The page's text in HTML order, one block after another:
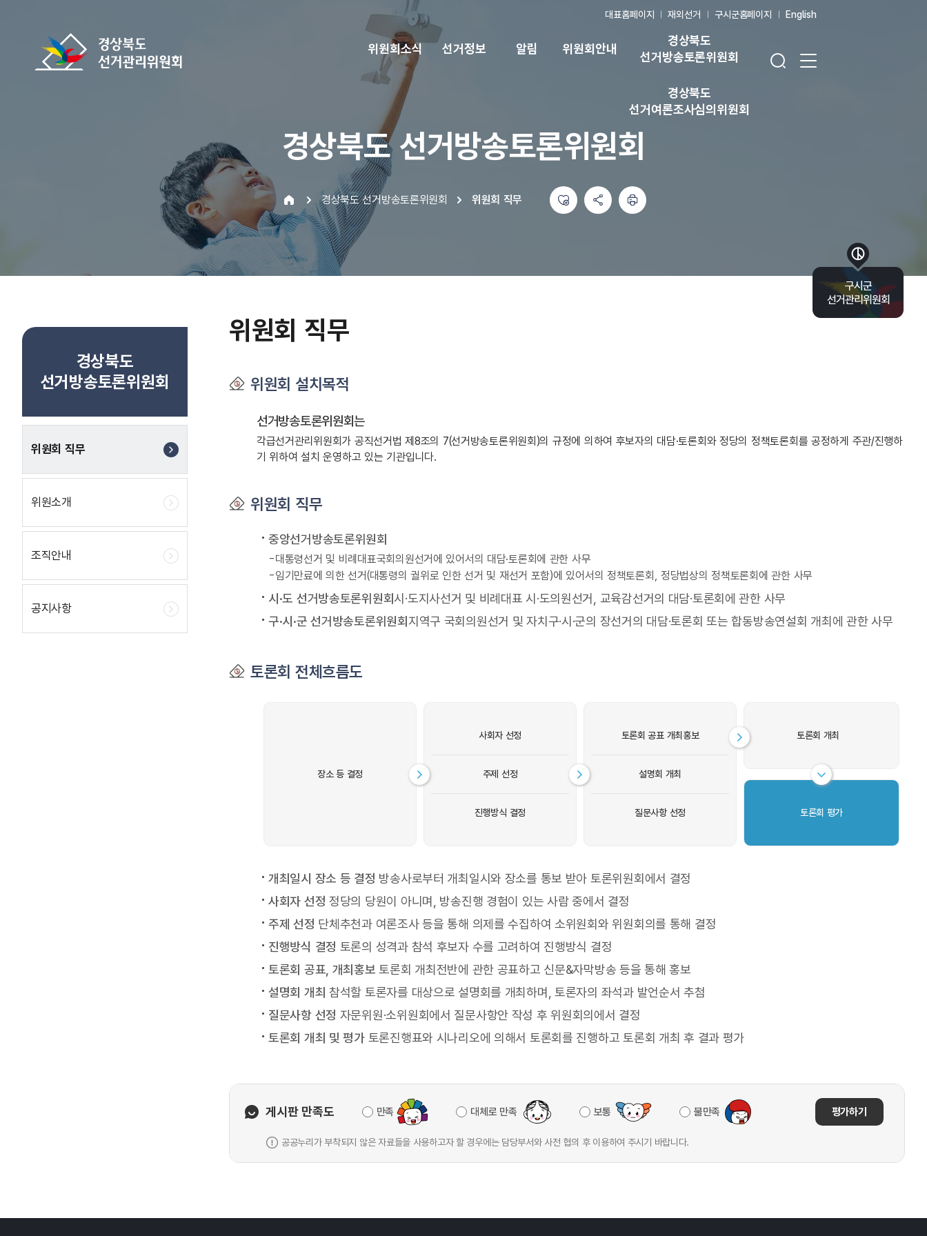
대표홈페이지 재외선거 구시군홈페이지 English
위원회소식 선거정보 알림 위원회안내
경상북도
선거방송토론위원회
경상북도
선거여론조사심의위원회
경상북도 선거방송토론위원회
경상북도 선거방송토론위원회 위원회 직무
경상북도
선거방송토론위원회
위원회 직무
위원소개
조직안내
공지사항
위원회 직무
위원회 설치목적
선거방송토론위원회는
각급선거관리위원회가 공직선거법 제8조의 7(선거방송토론위원회)의 규정에 의하여 후보자의 대담·토론회와 정당의 정책토론회를 공정하게 주관/진행하
기 위하여 설치 운영하고 있는 기관입니다.
위원회 직무
중앙선거방송토론위원회
대통령선거 및 비례대표국회의원선거에 있어서의 대담·토론회에 관한 사무
임기만료에 의한 선거(대통령의 궐위로 인한 선거 및 재선거 포함)에 있어서의 정책토론회, 정당법상의 정책토론회에 관한 사무
시·도 선거방송토론위원회시·도지사선거 및 비례대표 시·도의원선거, 교육감선거의 대담·토론회에 관한 사무
구·시·군 선거방송토론위원회 지역구 국회의원선거 및 자치구·시·군의 장선거의 대담·토론회 또는 합동방송연설회 개최에 관한 사무
토론회 전체흐름도
장소 등 결정
사회자 선정
주제 선정
진행방식 결정
토론회 공표 개최홍보
설명회 개최
질문사항 선정
토론회 개최
토론회 평가
개최일시 장소 등 결정 방송사로부터 개최일시와 장소를 통보 받아 토론위원회에서 결정
사회자 선정 정당의 당원이 아니며, 방송진행 경험이 있는 사람 중에서 결정
주제 선정 단체추천과 여론조사 등을 통해 의제를 수집하여 소위원회와 위원회의를 통해 결정
진행방식 결정 토론의 성격과 참석 후보자 수를 고려하여 진행방식 결정
토론회 공표, 개최홍보 토론회 개최전반에 관한 공표하고 신문&자막방송 등을 통해 홍보
설명회 개최 참석할 토론자를 대상으로 설명회를 개최하며, 토론자의 좌석과 발언순서 추첨
질문사항 선정 자문위원·소위원회에서 질문사항안 작성 후 위원회의에서 결정
토론회 개최 및 평가토론진행표와 시나리오에 의해서 토론회를 진행하고 토론회 개최 후 결과 평가
게시판 만족도 만족 대체로 만족 보통 불만족 평가하기
공공누리가 부착되지 않은 자료들을 사용하고자 할 경우에는 담당부서와 사전 협의 후 이용하여 주시기 바랍니다.
구시군
선거관리위원회
바로가기 목록 열기